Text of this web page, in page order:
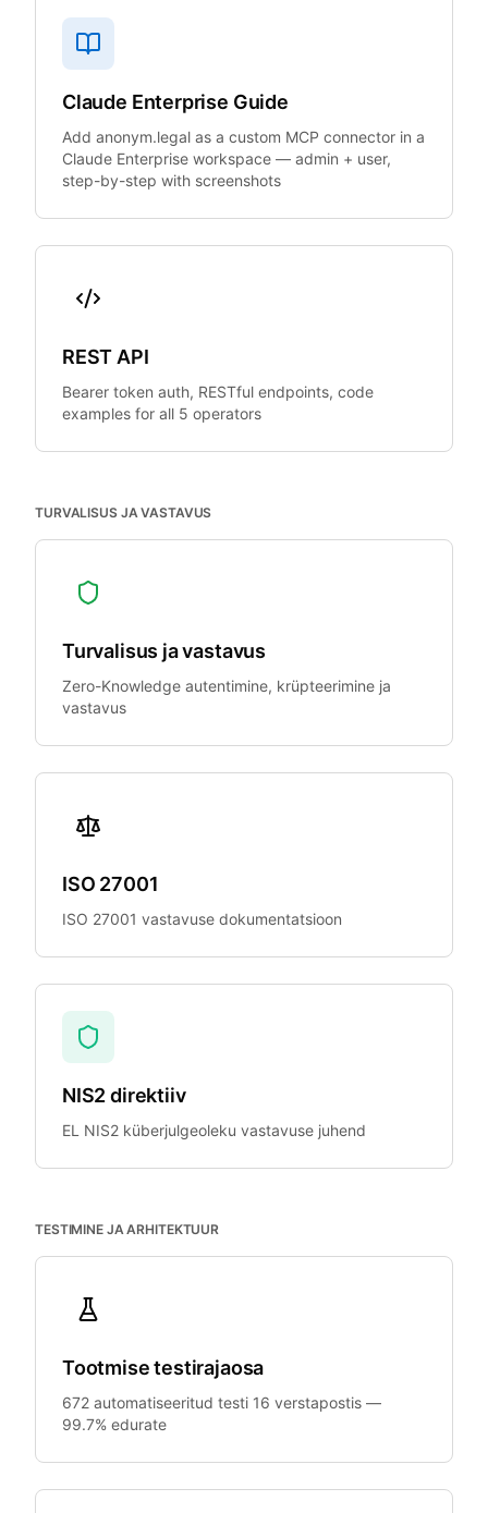
Claude Enterprise Guide
Add anonym.legal as a custom MCP connector in a
Claude Enterprise workspace — admin + user,
step-by-step with screenshots
REST API
Bearer token auth, RESTful endpoints, code
examples for all 5 operators
TURVALISUS JA VASTAVUS
Turvalisus ja vastavus
Zero-Knowledge autentimine, krüpteerimine ja
vastavus
ISO 27001
ISO 27001 vastavuse dokumentatsioon
NIS2 direktiiv
EL NIS2 küberjulgeoleku vastavuse juhend
TESTIMINE JA ARHITEKTUUR
Tootmise testirajaosa
672 automatiseeritud testi 16 verstapostis —
99.7% edurate